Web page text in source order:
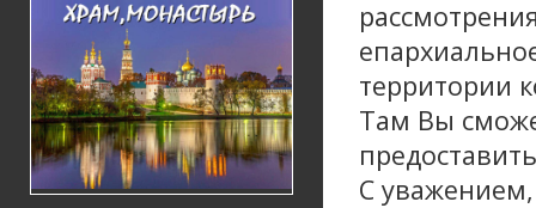
территории
Там Вы
С